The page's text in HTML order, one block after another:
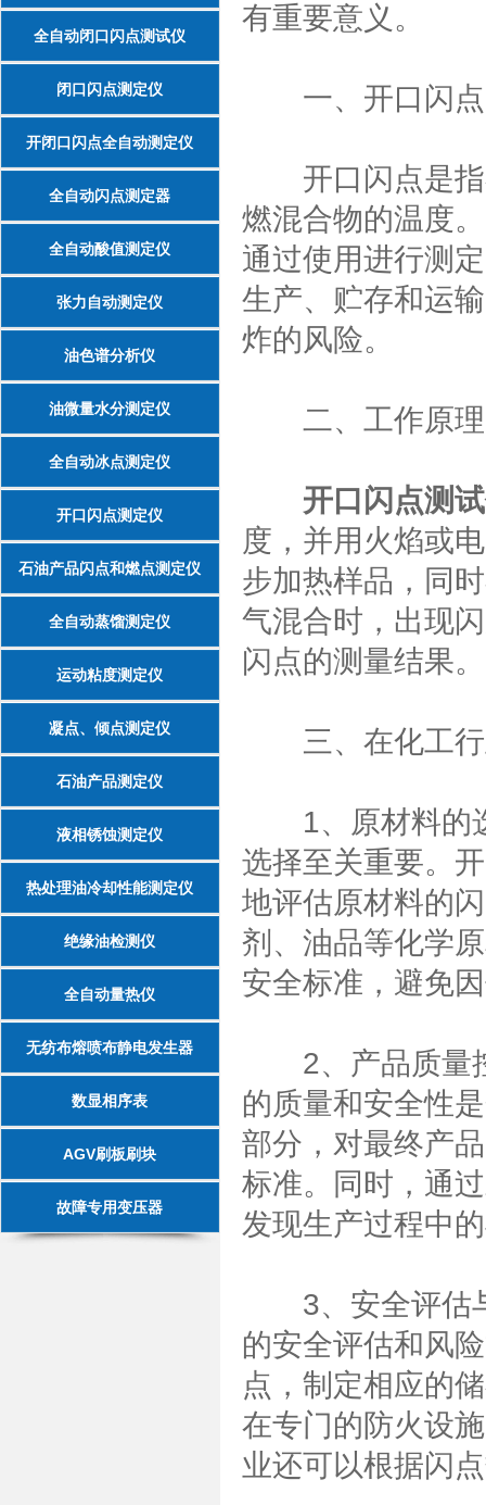
全自动闭口闪点测试仪
闭口闪点测定仪
开闭口闪点全自动测定仪
全自动闪点测定器
全自动酸值测定仪
张力自动测定仪
油色谱分析仪
油微量水分测定仪
全自动冰点测定仪
开口闪点测定仪
石油产品闪点和燃点测定仪
全自动蒸馏测定仪
运动粘度测定仪
凝点、倾点测定仪
石油产品测定仪
液相锈蚀测定仪
热处理油冷却性能测定仪
绝缘油检测仪
全自动量热仪
无纺布熔喷布静电发生器
数显相序表
AGV刷板刷块
故障专用变压器
有重要意义。
一、开口闪点
开口闪点是指
燃混合物的温度
通过使用进行测
生产、贮存和运
炸的风险。
二、工作原理
开口闪点测
度，并用火焰或
步加热样品，同
气混合时，出现
闪点的测量结果。
三、在化工行
1、原材料的选
选择至关重要。
地评估原材料的
剂、油品等化学
安全标准，避免
2、产品质量控
的质量和安全性
部分，对最终产
标准。同时，通
发现生产过程中
3、安全评估与
的安全评估和风
点，制定相应的
在专门的防火设
业还可以根据闪